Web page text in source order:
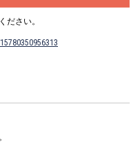
ださい。